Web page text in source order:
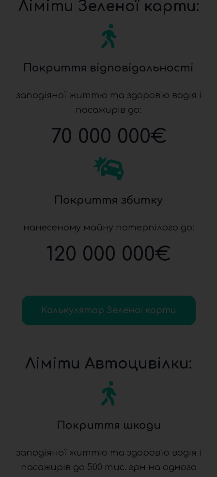
Ліміти Зеленої карти:
Покриття відповідальності
заподіяної життю та здоров'ю водія і
пасажирів до:
70 000 000€
Покриття збитку
нанесеному майну потерпілого до:
120 000 000€
Калькулятор Зеленої карти
Ліміти Автоцивілки:
Покриття шкоди
заподіяної життю та здоров'ю водія і
пасажирів до 500 тис. грн на одного